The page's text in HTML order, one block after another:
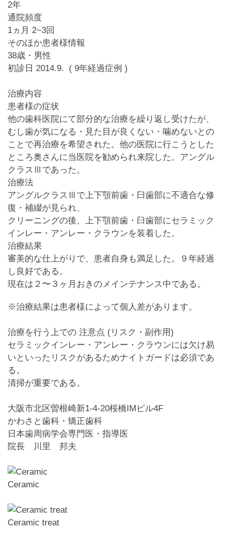
2年
通院頻度
1ヵ月 2~3回
そのほか患者様情報
38歳・男性
初診日 2014.9. ( 9年経過症例 )
治療内容
患者様の症状
他の歯科医院にて部分的な治療を繰り返し受けたが、
むし歯が気になる・見た目が良くない・噛めないとの
ことで再治療を希望された。他の医院に行こうとした
ところ奥さんに当医院を勧められ来院した。アングル
クラスⅢであった。
治療法
アングルクラスⅢで上下顎前歯・臼歯部に不適合な修
復・補綴が見られ、
クリーニングの後、上下顎前歯・臼歯部にセラミック
インレー・アンレー・クラウンを装着した。
治療結果
審美的な仕上がりで、患者自身も満足した。９年経過
し良好である。
現在は２〜３ヶ月おきのメインテナンス中である。
※治療結果は患者様によって個人差があります。
治療を行う上での 注意点 (リスク・副作用)
セラミックインレー・アンレー・クラウンには欠け易
いといったリスクがあるためナイトガードは必須であ
る。
清掃が重要である。
大阪市北区曽根崎新1-4-20桜橋IMビル4F
かわさと歯科・矯正歯科
日本歯周病学会専門医・指導医
院長 川里 邦夫
Ceramic
Ceramic treat